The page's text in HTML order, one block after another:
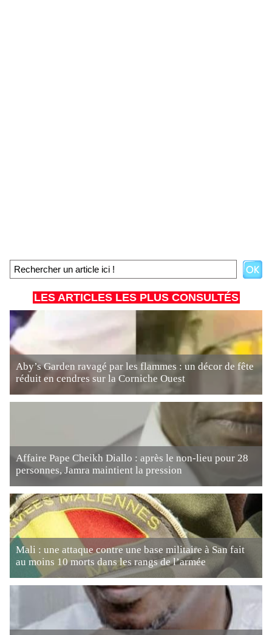
LES ARTICLES LES PLUS CONSULTÉS
Aby’s Garden ravagé par les flammes : un décor de fête
réduit en cendres sur la Corniche Ouest
Affaire Pape Cheikh Diallo : après le non-lieu pour 28
personnes, Jamra maintient la pression
Mali : une attaque contre une base militaire à San fait
au moins 10 morts dans les rangs de l’armée